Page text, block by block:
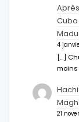
4
[…]
moins
21